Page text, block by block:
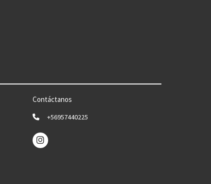
Contáctanos
+56957440225